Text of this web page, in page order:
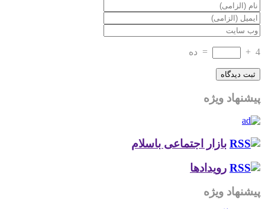
4
+
= ده
پیشنهاد ویژه
بازار اجتماعی باسلام
رویدادها
پیشنهاد ویژه